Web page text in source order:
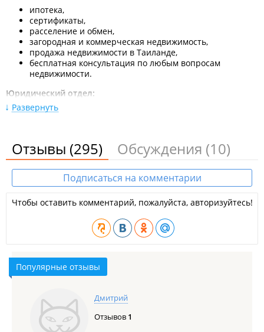
ипотека,
сертификаты,
расселение и обмен,
загородная и коммерческая недвижимость,
продажа недвижимости в Таиланде,
бесплатная консультация по любым вопросам
недвижимости.
Юридический отдел:
приватизация,
оформление наследства,
помощь в возврате прав,
семейные споры (алименты, развод).
Отдел аренды:
сдача квартир,
страхование на 1 год бесплатно,
оплата аренды за 1 год вперёд,
ООО "Квартирант Плюс".
Развернуть
Отзывы (295) Обсуждения (10)
Подписаться на комментарии
Чтобы оставить комментарий, пожалуйста, авторизуйтесь!
Популярные отзывы
Дмитрий
Отзывов 1